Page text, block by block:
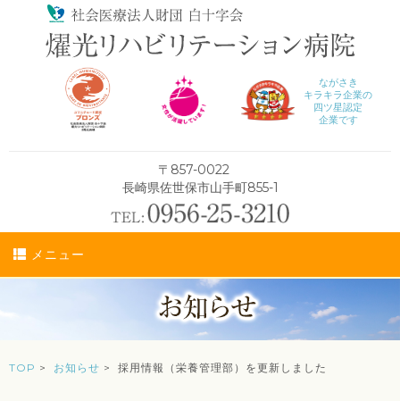
ながさき
キラキラ企業の
四ツ星認定
企業です
〒857-0022
長崎県佐世保市山手町855-1
メニュー
TOP > お知らせ > 採用情報（栄養管理部）を更新しました